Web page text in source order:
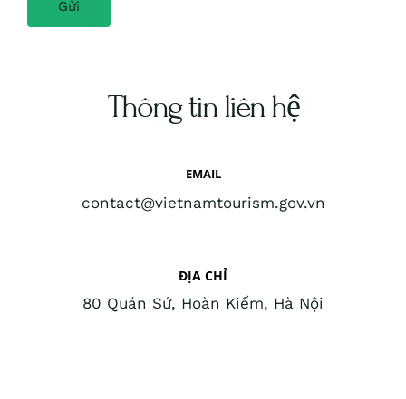
Thông tin liên hệ
EMAIL
contact@vietnamtourism.gov.vn
ĐỊA CHỈ
80 Quán Sứ, Hoàn Kiếm, Hà Nội
Gửi